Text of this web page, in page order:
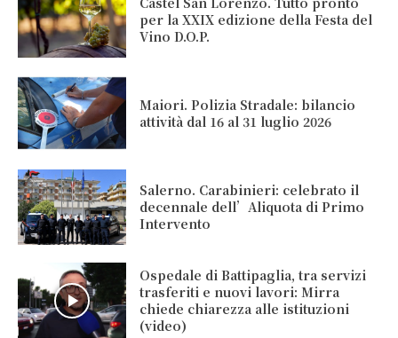
per la XXIX edizione della Festa del
Vino D.O.P.
Maiori. Polizia Stradale: bilancio
attività dal 16 al 31 luglio 2026
Salerno. Carabinieri: celebrato il
decennale dell’Aliquota di Primo
Intervento
Ospedale di Battipaglia, tra servizi
trasferiti e nuovi lavori: Mirra
chiede chiarezza alle istituzioni
(video)